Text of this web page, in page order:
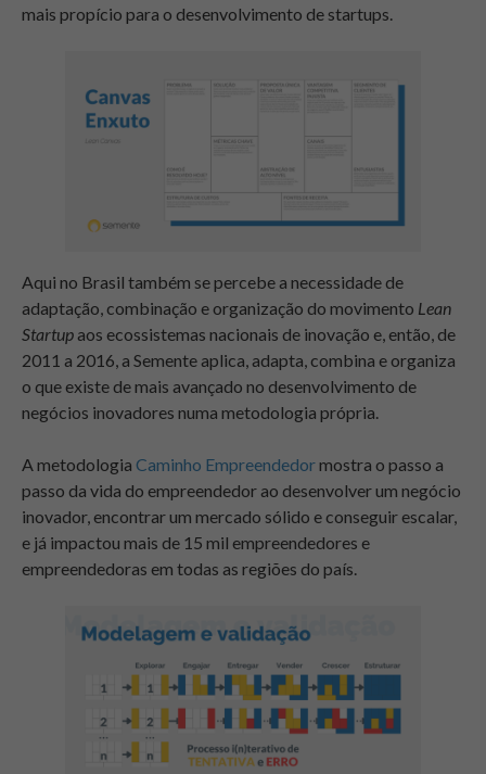
mais propício para o desenvolvimento de startups.
Aqui no Brasil também se percebe a necessidade de
adaptação, combinação e organização do movimento Lean
Startup aos ecossistemas nacionais de inovação e, então, de
2011 a 2016, a Semente aplica, adapta, combina e organiza
o que existe de mais avançado no desenvolvimento de
negócios inovadores numa metodologia própria.
A metodologia Caminho Empreendedormostra o passo a
passo da vida do empreendedor ao desenvolver um negócio
inovador, encontrar um mercado sólido e conseguir escalar,
e já impactou mais de 15 mil empreendedores e
empreendedoras em todas as regiões do país.